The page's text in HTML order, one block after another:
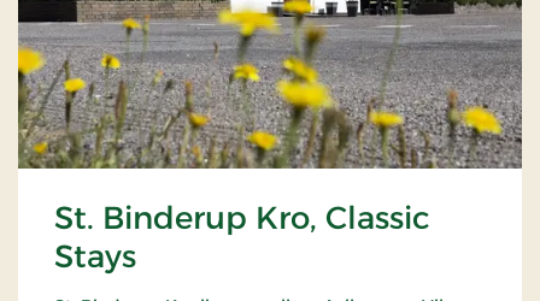
St. Binderup Kro, Classic
Stays